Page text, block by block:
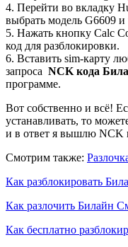
4. Перейти во вкладку
выбрать модель G6609
5. Нажать кнопку Calc
код для разблокировки.
6. Вставить sim-карту
запроса NCK кода
программе.
Вот собственно и всё!
устанавливать, то
и в ответ я вышлю NCK
Смотрим также:
Как разблокировать
Как разлочить Билайн
Как бесплатно